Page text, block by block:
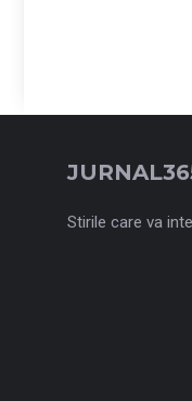
Stirile care va